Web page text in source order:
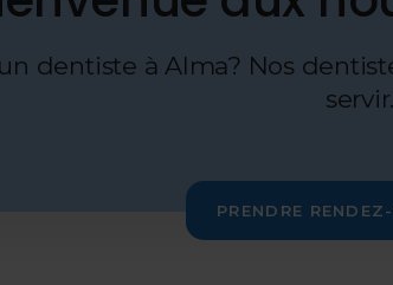
dentiste à Alma? Nos
servir.
PRENDRE